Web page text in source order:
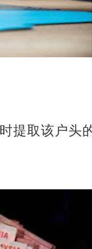
提取该户头